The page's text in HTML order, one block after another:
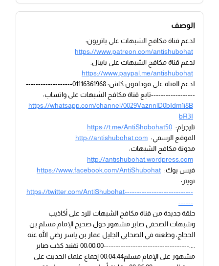
الوصف
لدعم قناة مكافح الشبهات على باتريون:
https://www.patreon.com/antishubohat
لدعم قناة مكافح الشبهات على بايبال:
https://www.paypal.me/antishubohat
لدعم القناة على فودافون كاش: 01116361968-------------------
------------------تابع قناة مكافح الشبهات على واتساب:
https://whatsapp.com/channel/0029VaznnlD0bIdm1i8B
bR3I
تليجرام: https://t.me/AntiShobohat50
الموقع الرسمي: http://antishubohat.com
مدونة مكافح الشبهات:
http://antishubohat.wordpress.com
فيس بوك: https://www.facebook.com/AntiShubohat
تويتر:
https://twitter.com/AntiShubohat----------------------------
------
حلقة جديدة من قناة مكافح الشبهات للرد على أكاذيب
وشبهات الصحفي صابر مشهور حول صحيح الإمام مسلم بن
الحجاج، وطعنه في الصحابي الجليل عمار بن ياسر رضي الله عنه
....-----------------------------------00:00:00 تفنيد كذب صابر
مشهور على الإمام مسلم00:04:44 إجماع علماء الحديث على